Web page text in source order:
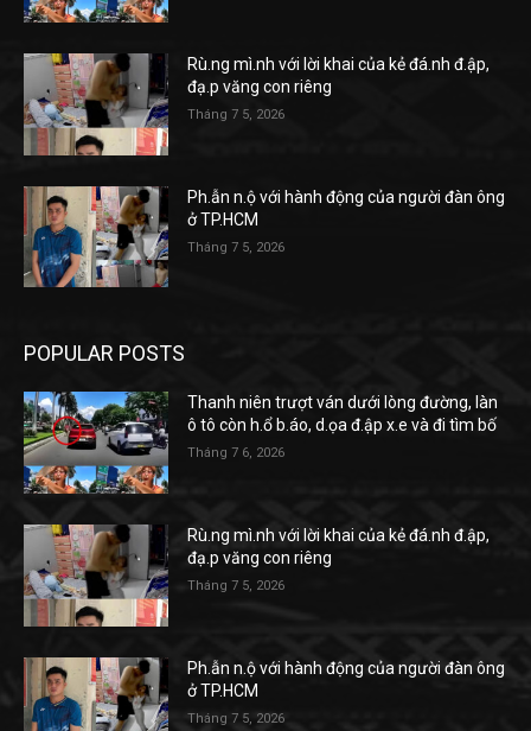
Rù.ng mì.nh với lời khai của kẻ đá.nh đ.ập,
đạ.p văng con riêng
Tháng 7 5, 2026
Ph.ẫn n.ộ với hành động của người đàn ông
ở TP.HCM
Tháng 7 5, 2026
POPULAR POSTS
Thanh niên trượt ván dưới lòng đường, làn
ô tô còn h.ổ b.áo, d.ọa đ.ập x.e và đi tìm bố
Tháng 7 6, 2026
Rù.ng mì.nh với lời khai của kẻ đá.nh đ.ập,
đạ.p văng con riêng
Tháng 7 5, 2026
Ph.ẫn n.ộ với hành động của người đàn ông
ở TP.HCM
Tháng 7 5, 2026